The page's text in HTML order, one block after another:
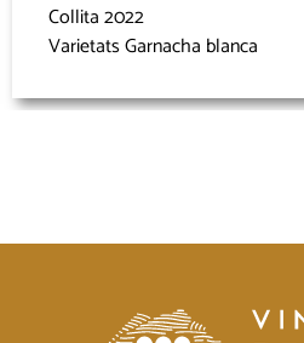
Collita 2022
Varietats Garnacha blanca